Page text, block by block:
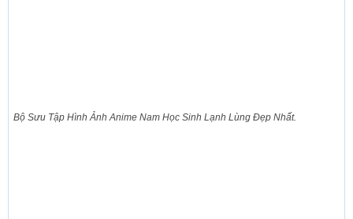
Bộ Sưu Tập Hình Ảnh Anime Nam Học Sinh Lạnh Lùng Đẹp Nhất.